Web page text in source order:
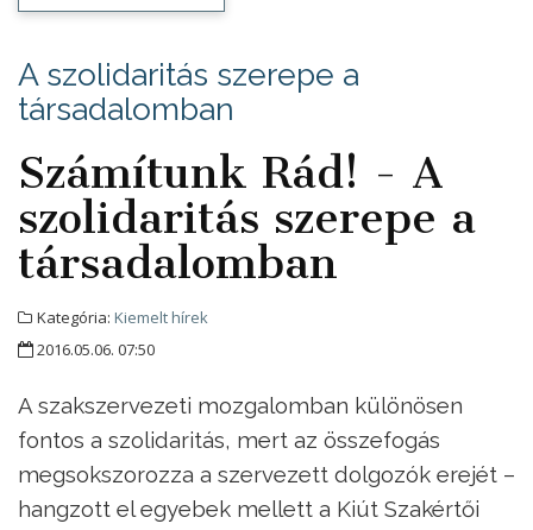
A szolidaritás szerepe a
társadalomban
Számítunk Rád! - A
szolidaritás szerepe a
társadalomban
Kategória: Kiemelt hírek
2016.05.06. 07:50
A szakszervezeti mozgalomban különösen
fontos a szolidaritás, mert az összefogás
megsokszorozza a szervezett dolgozók erejét –
hangzott el egyebek mellett a Kiút Szakértői